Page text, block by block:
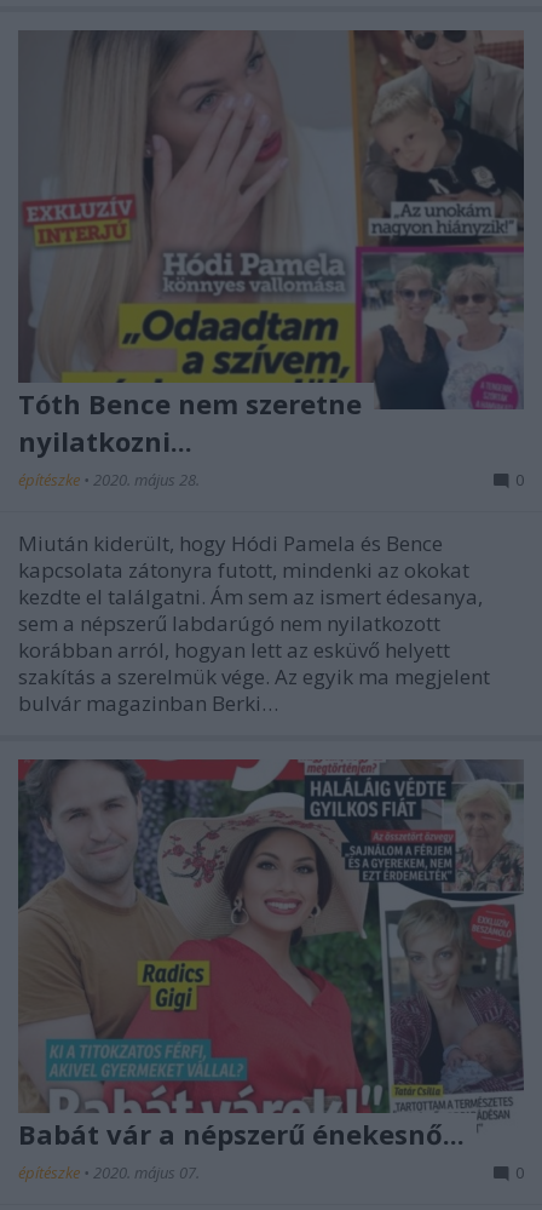
Tóth Bence nem szeretne
nyilatkozni...
építészke • 2020. május 28. 0
Miután kiderült, hogy Hódi Pamela és Bence
kapcsolata zátonyra futott, mindenki az okokat
kezdte el találgatni. Ám sem az ismert édesanya,
sem a népszerű labdarúgó nem nyilatkozott
korábban arról, hogyan lett az esküvő helyett
szakítás a szerelmük vége. Az egyik ma megjelent
bulvár magazinban Berki…
Babát vár a népszerű énekesnő...
építészke • 2020. május 07. 0